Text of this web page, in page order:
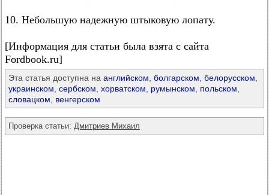
10. Небольшую надежную штыковую лопату.
[Информация для статьи была взята с сайта
Fordbook.ru]
Эта статья доступна на английском болгарском белорусском
украинском сербском хорватском румынском польском
словацком
венгерском
Проверка статьи: Дмитриев Михаил